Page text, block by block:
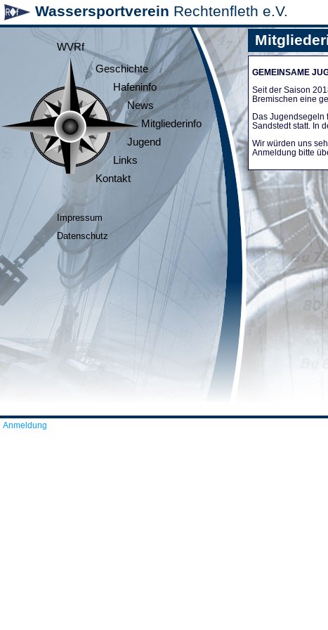
Wassersportverein Rechtenfleth e.V.
WVRf
Geschichte
Hafeninfo
News
Mitgliederinfo
Jugend
Links
Kontakt
Impressum
Datenschutz
GEMEINSAME
Seit der Saison
Bremischen eine
Das Jugendsegeln
Sandstedt statt. In
Wir würden uns
Anmeldung bitte
Anmeldung